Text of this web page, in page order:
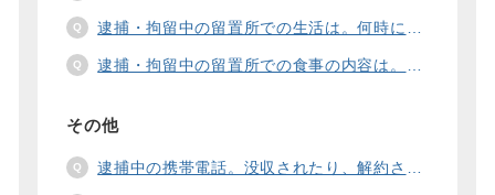
逮捕・拘留中の留置所での生活は。何時に起きて、何時に寝るの？部屋や食事の様子は？
逮捕・拘留中の留置所での食事の内容は。食事代は支払わないといけないの？
その他
逮捕中の携帯電話。没収されたり、解約されたり、見られたりするの？